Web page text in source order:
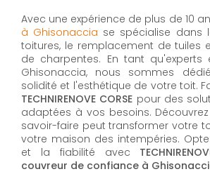
Avec une expérience de plus de 10
à Ghisonaccia se spécialise dans
toitures, le remplacement de tuiles
de charpentes. En tant qu'experts
Ghisonaccia, nous sommes
solidité et l'esthétique de votre toit.
TECHNIRENOVE CORSE pour des
adaptées à vos besoins.
savoir-faire peut transformer votre
votre maison des intempéries.
et la fiabilité avec
couvreur de confiance à